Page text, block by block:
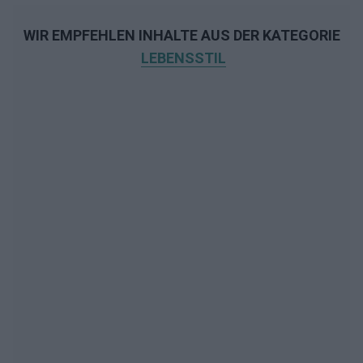
WIR EMPFEHLEN INHALTE AUS DER KATEGORIE
LEBENSSTIL